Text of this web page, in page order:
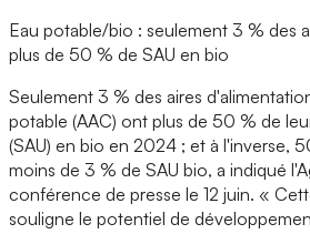
Eau potable/bio : seulement 3 % des
plus de 50 % de SAU en bio
Seulement 3 % des aires
potable (AAC) ont plus de 50 % de
(SAU) en bio en 2024 ; et à l'inverse,
moins de 3 % de SAU bio, a indiqué
conférence de presse le 12 juin. «
souligne le potentiel de